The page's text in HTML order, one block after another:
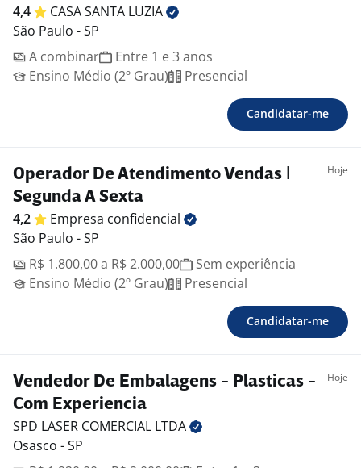
4,4 CASA SANTA LUZIA
São Paulo - SP
A combinar
Entre 1 e 3 anos
Ensino Médio (2º Grau)
Presencial
Candidatar-me
Operador De Atendimento Vendas |
Segunda A Sexta
Hoje
4,2 Empresa confidencial
São Paulo - SP
R$ 1.800,00 a R$ 2.000,00
Sem experiência
Ensino Médio (2º Grau)
Presencial
Candidatar-me
Vendedor De Embalagens - Plasticas -
Com Experiencia
Hoje
SPD LASER COMERCIAL LTDA
Osasco - SP